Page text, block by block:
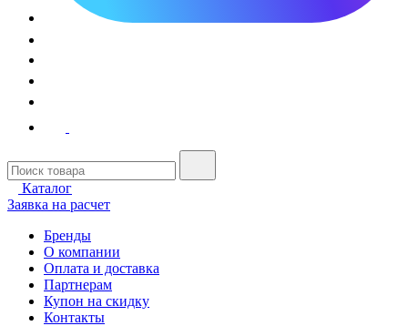
Каталог
Заявка на расчет
Бренды
О компании
Оплата и доставка
Партнерам
Купон на скидку
Контакты